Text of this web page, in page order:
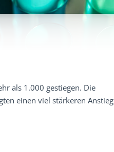
als 1.000 gestiegen. Die
einen viel stärkeren Anstieg